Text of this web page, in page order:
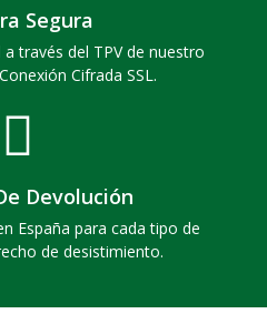
Segura
través del TPV de nuestro
Cifrada SSL.
Devolución
España para cada tipo de
de desistimiento.